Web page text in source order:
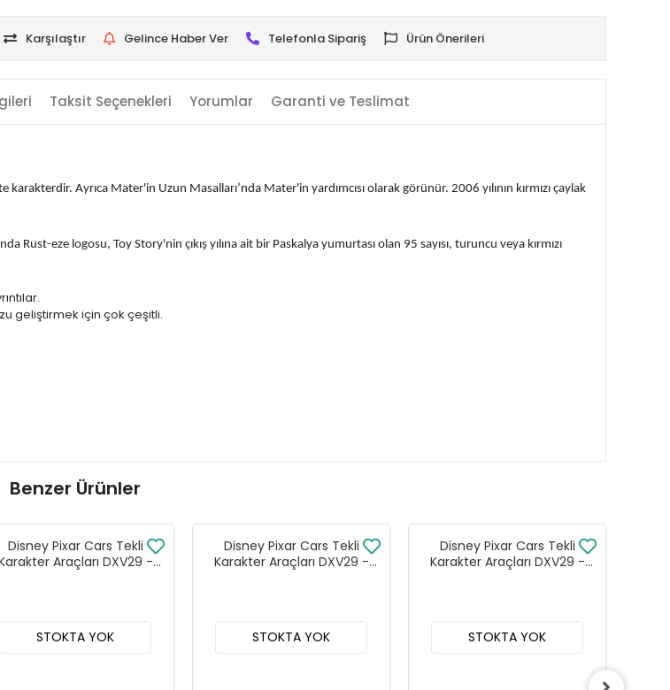
Karşılaştır Gelince Haber Ver Telefonla Sipariş Ürün Önerileri
Taksit Seçenekleri Yorumlar Garanti ve Teslimat
Ayrıca Mater'in Uzun Masalları’nda Mater'in yardımcısı olarak görünür. 2006 yılının kırmızı çaylak
Rust-eze logosu, Toy Story'nin çıkış yılına ait bir Paskalya yumurtası olan 95 sayısı, turuncu veya kırmızı
geliştirmek için çok çeşitli.
Benzer Ürünler
Disney Pixar Cars Tekli
Araçları DXV29 -
STOKTA YOK
Disney Pixar Cars Tekli
Karakter Araçları DXV29 -
STOKTA YOK
Disney Pixar Cars Tekli
Karakter Araçları DXV29 -
STOKTA YOK